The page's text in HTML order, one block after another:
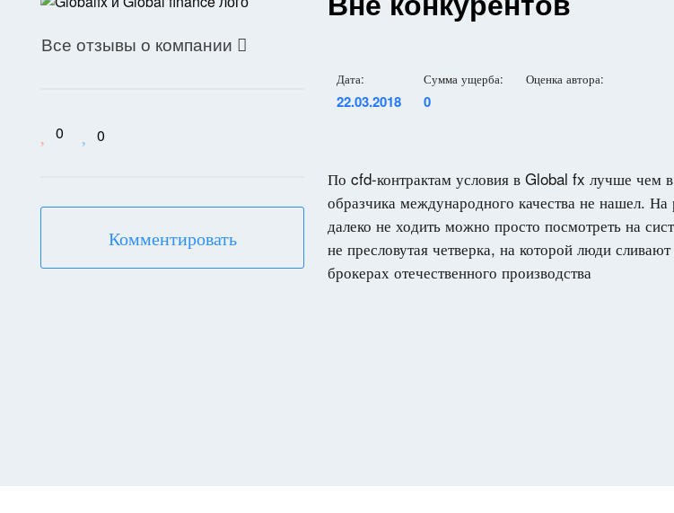
Все отзывы о компании 
0 0
Комментировать
Дата:
22.03.2018
Сумма ущерба:
0
Оценка автора:
По cfd-контрактам условия в Global fx лучше чем
образчика международного качества не нашел.
далеко не ходить можно просто посмотреть на
не пресловутая четверка, на которой люди
брокерах отечественного производства